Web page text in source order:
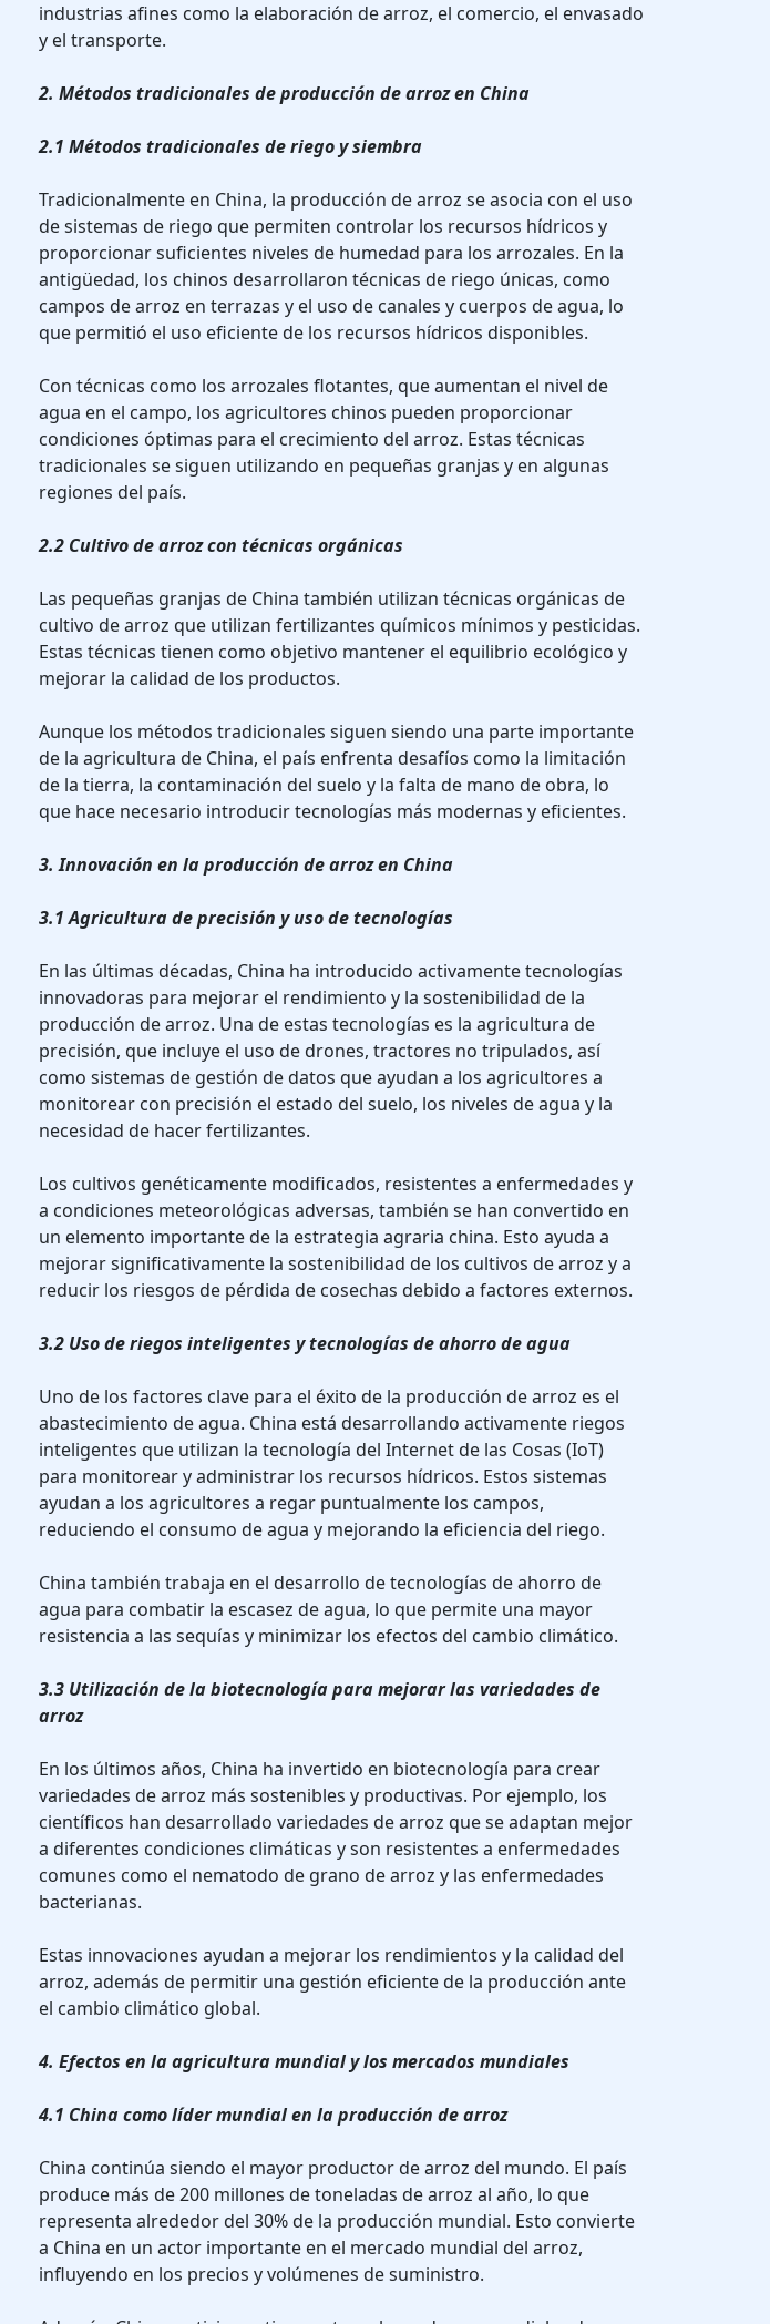
industrias afines como la elaboración de arroz, el comercio, el envasado
y el transporte.
2. Métodos tradicionales de producción de arroz en China
2.1 Métodos tradicionales de riego y siembra
Tradicionalmente en China, la producción de arroz se asocia con el uso
de sistemas de riego que permiten controlar los recursos hídricos y
proporcionar suficientes niveles de humedad para los arrozales. En la
antigüedad, los chinos desarrollaron técnicas de riego únicas, como
campos de arroz en terrazas y el uso de canales y cuerpos de agua, lo
que permitió el uso eficiente de los recursos hídricos disponibles.
Con técnicas como los arrozales flotantes, que aumentan el nivel de
agua en el campo, los agricultores chinos pueden proporcionar
condiciones óptimas para el crecimiento del arroz. Estas técnicas
tradicionales se siguen utilizando en pequeñas granjas y en algunas
regiones del país.
2.2 Cultivo de arroz con técnicas orgánicas
Las pequeñas granjas de China también utilizan técnicas orgánicas de
cultivo de arroz que utilizan fertilizantes químicos mínimos y pesticidas.
Estas técnicas tienen como objetivo mantener el equilibrio ecológico y
mejorar la calidad de los productos.
Aunque los métodos tradicionales siguen siendo una parte importante
de la agricultura de China, el país enfrenta desafíos como la limitación
de la tierra, la contaminación del suelo y la falta de mano de obra, lo
que hace necesario introducir tecnologías más modernas y eficientes.
3. Innovación en la producción de arroz en China
3.1 Agricultura de precisión y uso de tecnologías
En las últimas décadas, China ha introducido activamente tecnologías
innovadoras para mejorar el rendimiento y la sostenibilidad de la
producción de arroz. Una de estas tecnologías es la agricultura de
precisión, que incluye el uso de drones, tractores no tripulados, así
como sistemas de gestión de datos que ayudan a los agricultores a
monitorear con precisión el estado del suelo, los niveles de agua y la
necesidad de hacer fertilizantes.
Los cultivos genéticamente modificados, resistentes a enfermedades y
a condiciones meteorológicas adversas, también se han convertido en
un elemento importante de la estrategia agraria china. Esto ayuda a
mejorar significativamente la sostenibilidad de los cultivos de arroz y a
reducir los riesgos de pérdida de cosechas debido a factores externos.
3.2 Uso de riegos inteligentes y tecnologías de ahorro de agua
Uno de los factores clave para el éxito de la producción de arroz es el
abastecimiento de agua. China está desarrollando activamente riegos
inteligentes que utilizan la tecnología del Internet de las Cosas (IoT)
para monitorear y administrar los recursos hídricos. Estos sistemas
ayudan a los agricultores a regar puntualmente los campos,
reduciendo el consumo de agua y mejorando la eficiencia del riego.
China también trabaja en el desarrollo de tecnologías de ahorro de
agua para combatir la escasez de agua, lo que permite una mayor
resistencia a las sequías y minimizar los efectos del cambio climático.
3.3 Utilización de la biotecnología para mejorar las variedades de
arroz
En los últimos años, China ha invertido en biotecnología para crear
variedades de arroz más sostenibles y productivas. Por ejemplo, los
científicos han desarrollado variedades de arroz que se adaptan mejor
a diferentes condiciones climáticas y son resistentes a enfermedades
comunes como el nematodo de grano de arroz y las enfermedades
bacterianas.
Estas innovaciones ayudan a mejorar los rendimientos y la calidad del
arroz, además de permitir una gestión eficiente de la producción ante
el cambio climático global.
4. Efectos en la agricultura mundial y los mercados mundiales
4.1 China como líder mundial en la producción de arroz
China continúa siendo el mayor productor de arroz del mundo. El país
produce más de 200 millones de toneladas de arroz al año, lo que
representa alrededor del 30% de la producción mundial. Esto convierte
a China en un actor importante en el mercado mundial del arroz,
influyendo en los precios y volúmenes de suministro.